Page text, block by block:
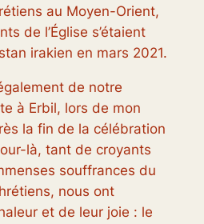
au Moyen-Orient,
de l’Église s’étaient
irakien en mars 2021.
de notre
à Erbil, lors de mon
la fin de la célébration
là, tant de croyants
souffrances du
nous ont
et de leur joie : le